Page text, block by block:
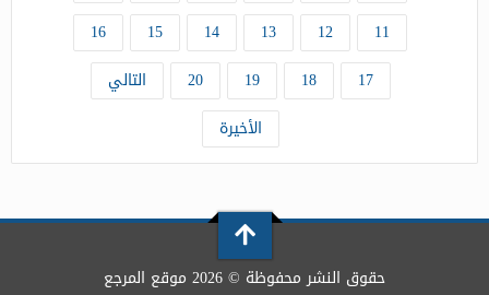
11
12
13
14
15
16
17
18
19
20
التالي
الأخيرة
حقوق النشر محفوظة © 2026 موقع المرجع